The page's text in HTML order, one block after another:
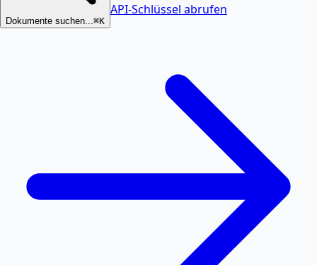
Dokumente suchen... ⌘K
API-Schlüssel abrufen